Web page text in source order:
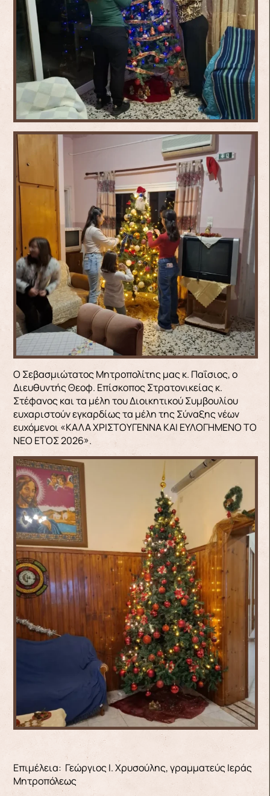
Ο Σεβασμιώτατος Μητροπολίτης μας κ. Παΐσιος, ο
Διευθυντής Θεοφ. Επίσκοπος Στρατονικείας κ.
Στέφανος και τα μέλη του Διοικητικού Συμβουλίου
ευχαριστούν εγκαρδίως τα μέλη της Σύναξης νέων
ευχόμενοι «ΚΑΛΑ ΧΡΙΣΤΟΥΓΕΝΝΑ ΚΑΙ ΕΥΛΟΓΗΜΕΝΟ ΤΟ
ΝΕΟ ΕΤΟΣ 2026».
Επιμέλεια: Γεώργιος Ι. Χρυσούλης, γραμματεύς Ιεράς
Μητροπόλεως